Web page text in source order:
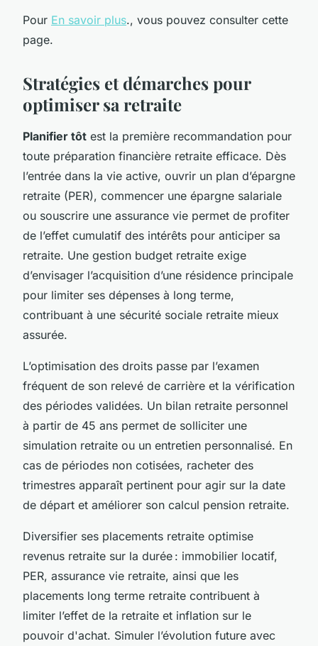
Pour En savoir plus., vous pouvez consulter cette
page.
Stratégies et démarches pour
optimiser sa retraite
Planifier tôt est la première recommandation pour
toute préparation financière retraite efficace. Dès
l’entrée dans la vie active, ouvrir un plan d’épargne
retraite (PER), commencer une épargne salariale
ou souscrire une assurance vie permet de profiter
de l’effet cumulatif des intérêts pour anticiper sa
retraite. Une gestion budget retraite exige
d’envisager l’acquisition d’une résidence principale
pour limiter ses dépenses à long terme,
contribuant à une sécurité sociale retraite mieux
assurée.
L’optimisation des droits passe par l’examen
fréquent de son relevé de carrière et la vérification
des périodes validées. Un bilan retraite personnel
à partir de 45 ans permet de solliciter une
simulation retraite ou un entretien personnalisé. En
cas de périodes non cotisées, racheter des
trimestres apparaît pertinent pour agir sur la date
de départ et améliorer son calcul pension retraite.
Diversifier ses placements retraite optimise
revenus retraite sur la durée : immobilier locatif,
PER, assurance vie retraite, ainsi que les
placements long terme retraite contribuent à
limiter l’effet de la retraite et inflation sur le
pouvoir d'achat. Simuler l’évolution future avec